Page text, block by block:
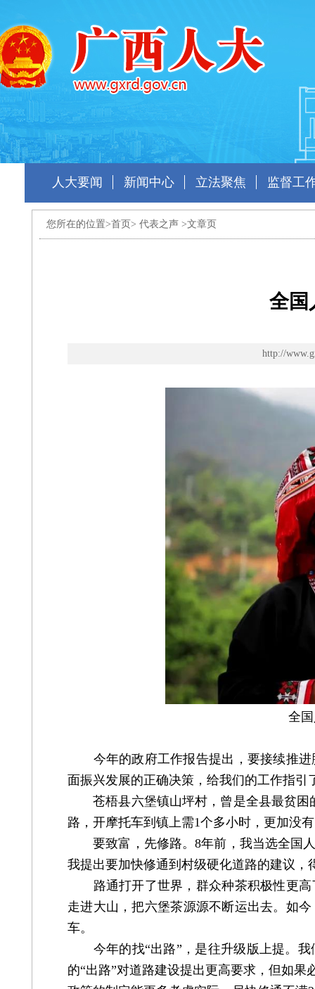
人大要闻 新闻中心 立法聚焦 监督工
您所在的位置>首页 > 代表之声 >文章页
全国
http://
全
今年的政府工作报告提出，要接续推进
面振兴发展的正确决策，给我们的工作指引
苍梧县六堡镇山坪村，曾是全县最贫困
路，开摩托车到镇上需1个多小时，更加没
要致富，先修路。8年前，我当选全国人
我提出要加快修通到村级硬化道路的建议
路通打开了世界，群众种茶积极性更高
走进大山，把六堡茶源源不断运出去。如
车。
今年的找“出路”，是往升级版上提。我
的“出路”对道路建设提出更高要求，但如